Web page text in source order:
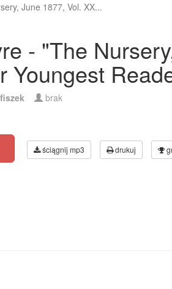
June 1877, Vol. XX...
- "The
Youngest
brak
ściągnij mp3 drukuj